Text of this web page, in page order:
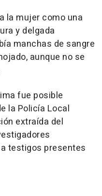
la mujer como una
y delgada
manchas de sangre
aunque no se
fue posible
la Policía Local
extraída del
testigos presentes